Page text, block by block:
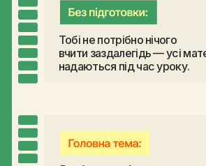
Розбираємо фундамент англійської
— дієслово to be.